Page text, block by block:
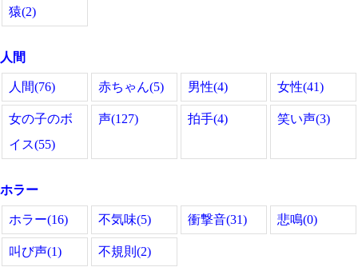
猿(2)
人間
人間(76) 赤ちゃん(5) 男性(4) 女性(41)
女の子のボ
イス(55)
声(127) 拍手(4) 笑い声(3)
ホラー
ホラー(16) 不気味(5) 衝撃音(31) 悲鳴(0)
叫び声(1) 不規則(2)